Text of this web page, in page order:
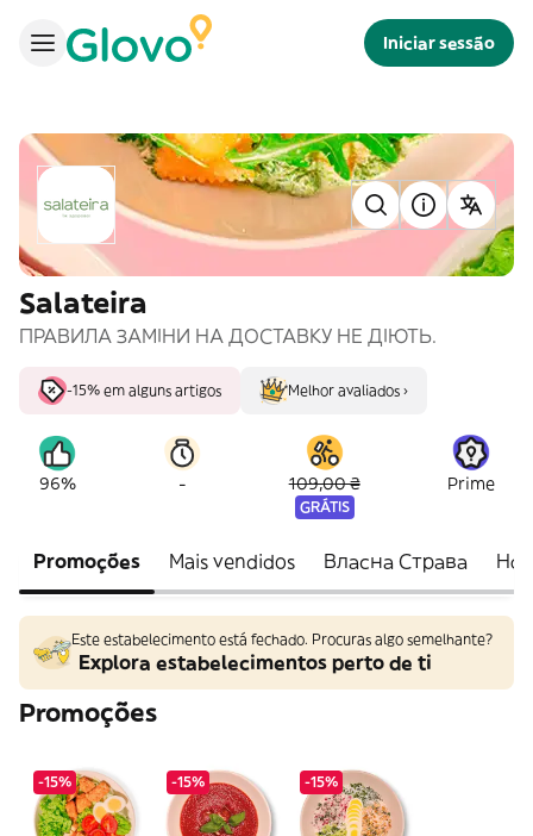
Iniciar sessão
Salateira
ПРАВИЛА ЗАМІНИ НА ДОСТАВКУ НЕ ДІЮТЬ.
-15% em alguns artigos Melhor avaliados ›
96% - 109,00 ₴
GRÁTIS
Prime
Promoções Mais vendidos Власна Страва
Este estabelecimento está fechado. Procuras algo semelhante?
Explora estabelecimentos perto de ti
Promoções
-15% -15% -15%